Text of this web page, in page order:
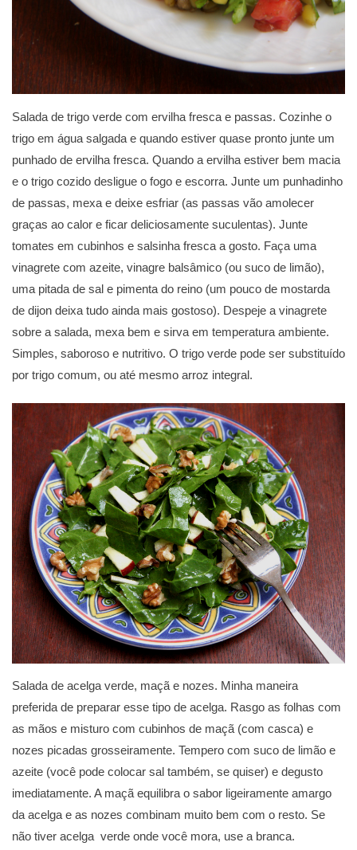
Salada de trigo verde com ervilha fresca e passas. Cozinhe o
trigo em água salgada e quando estiver quase pronto junte um
punhado de ervilha fresca. Quando a ervilha estiver bem macia
e o trigo cozido desligue o fogo e escorra. Junte um punhadinho
de passas, mexa e deixe esfriar (as passas vão amolecer
graças ao calor e ficar deliciosamente suculentas). Junte
tomates em cubinhos e salsinha fresca a gosto. Faça uma
vinagrete com azeite, vinagre balsâmico (ou suco de limão),
uma pitada de sal e pimenta do reino (um pouco de mostarda
de dijon deixa tudo ainda mais gostoso). Despeje a vinagrete
sobre a salada, mexa bem e sirva em temperatura ambiente.
Simples, saboroso e nutritivo. O trigo verde pode ser substituído
por trigo comum, ou até mesmo arroz integral.
Salada de acelga verde, maçã e nozes. Minha maneira
preferida de preparar esse tipo de acelga. Rasgo as folhas com
as mãos e misturo com cubinhos de maçã (com casca) e
nozes picadas grosseiramente. Tempero com suco de limão e
azeite (você pode colocar sal também, se quiser) e degusto
imediatamente. A maçã equilibra o sabor ligeiramente amargo
da acelga e as nozes combinam muito bem com o resto. Se
não tiver acelga verde onde você mora, use a branca.